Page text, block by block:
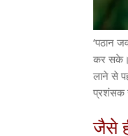
‘पठान
कर सके।
लाने से
प्रशंसक
जैसे